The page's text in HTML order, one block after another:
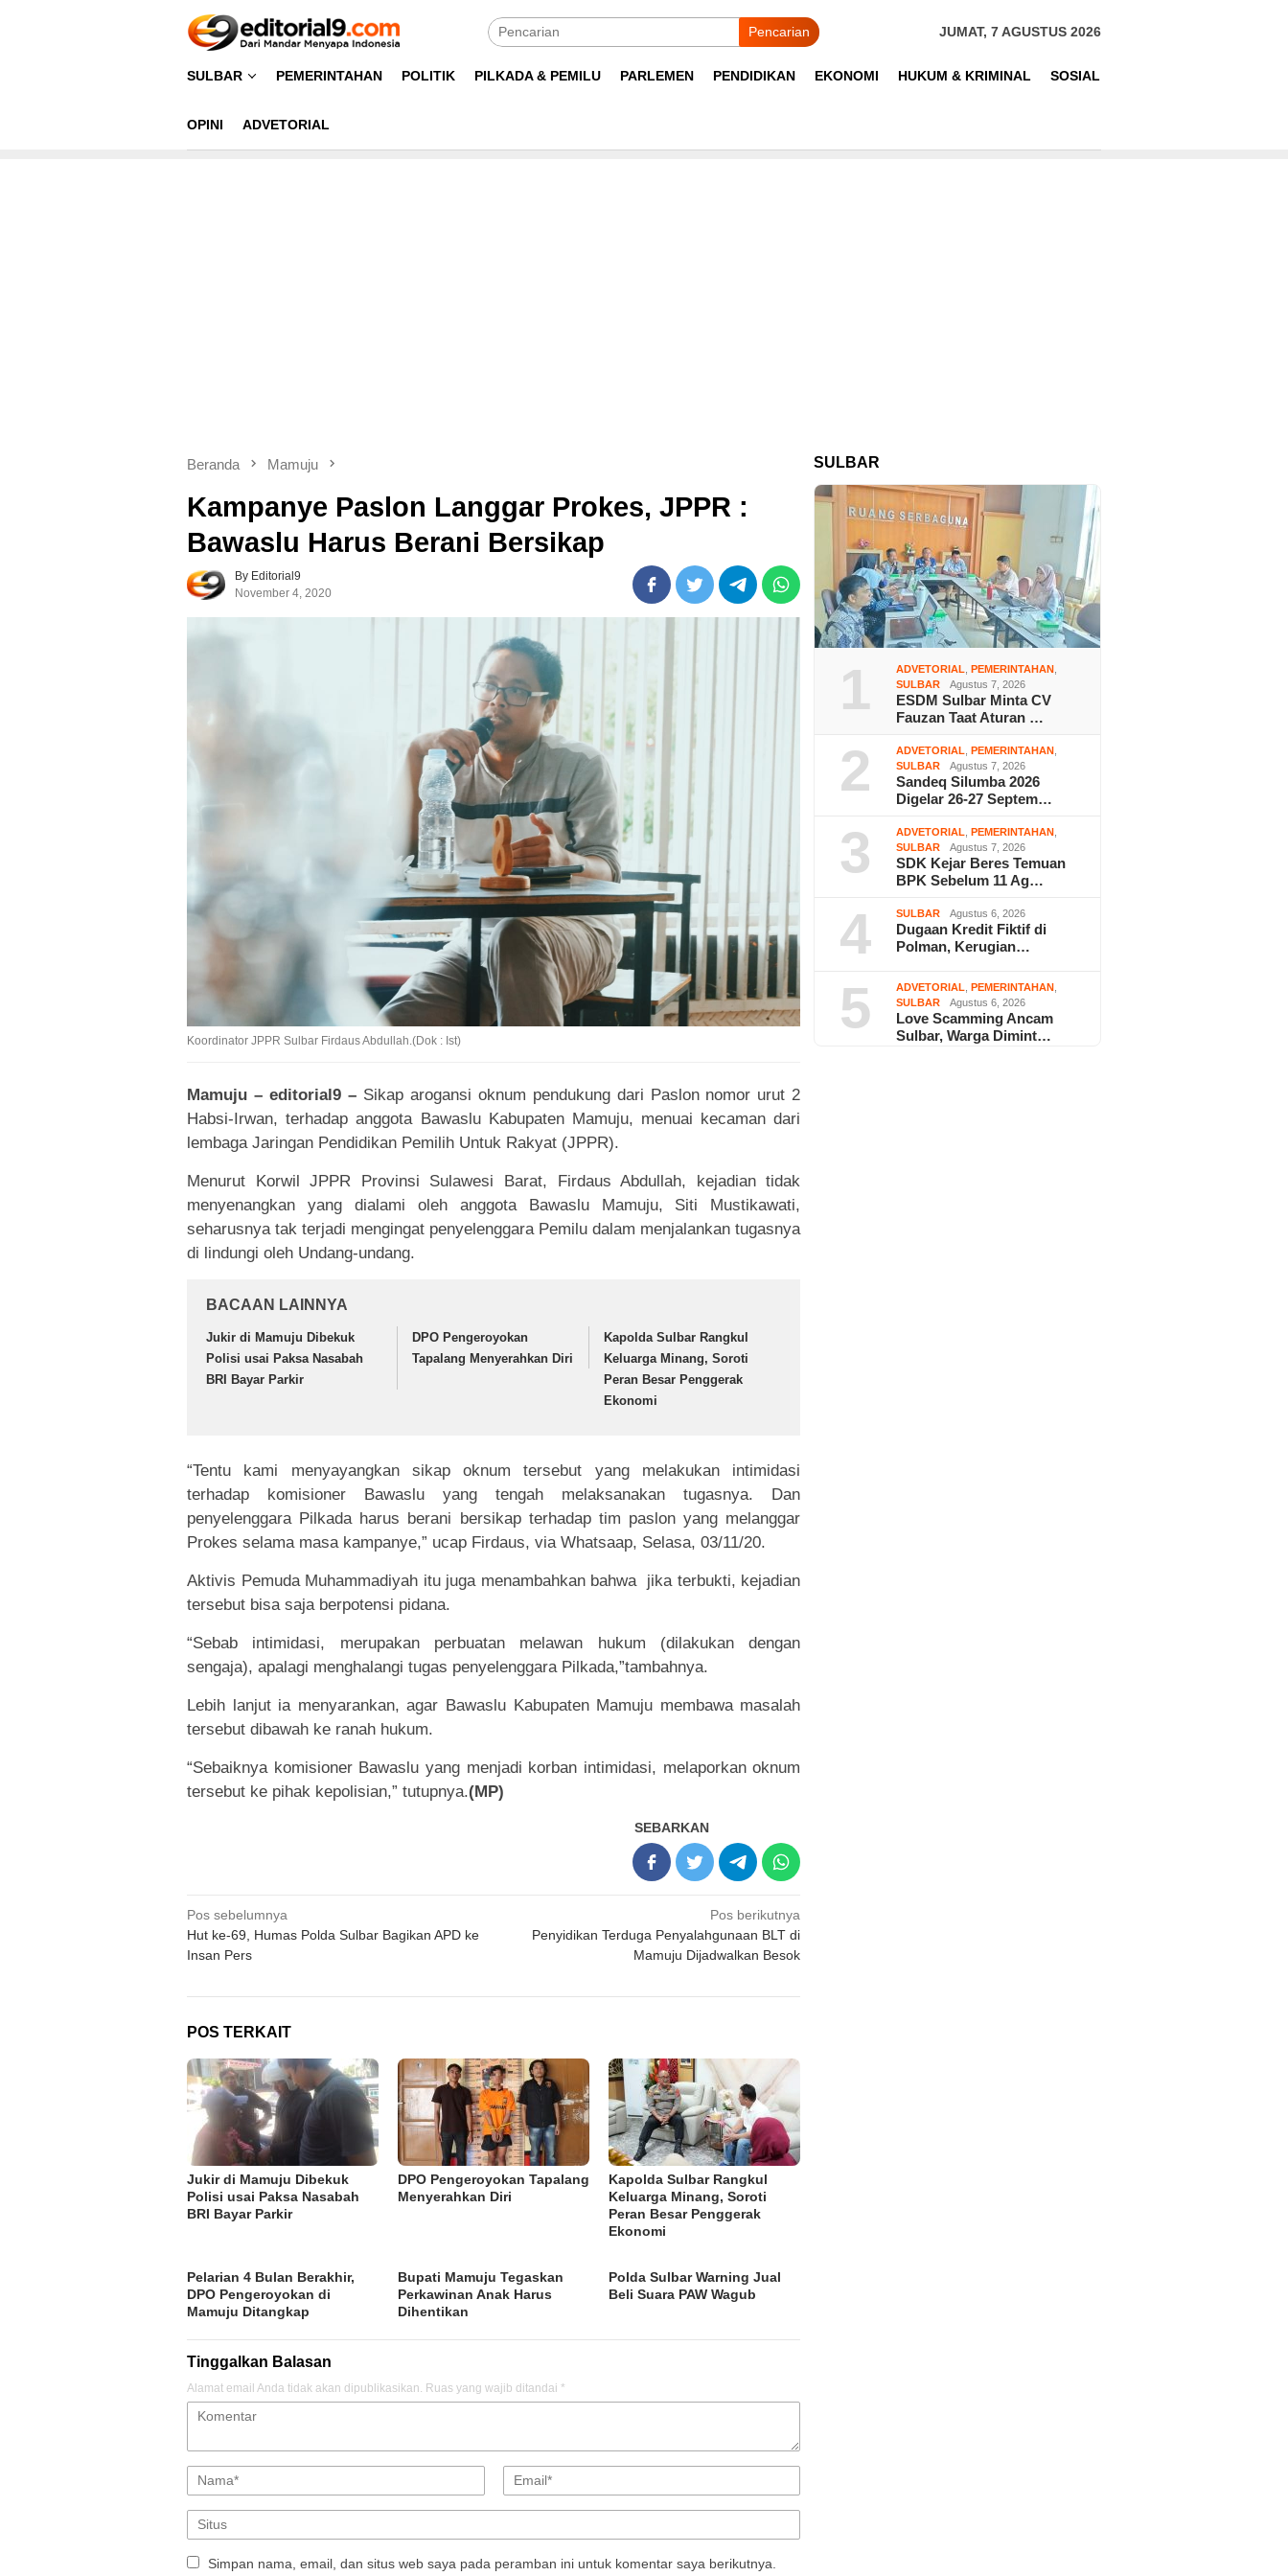
Pencarian JUMAT, 7 AGUSTUS 2026
SULBAR PEMERINTAHAN POLITIK PILKADA & PEMILU PARLEMEN PENDIDIKAN EKONOMI HUKUM & KRIMINAL SOSIAL
OPINI ADVETORIAL
Beranda Mamuju
Kampanye Paslon Langgar Prokes, JPPR :
Bawaslu Harus Berani Bersikap
By Editorial9
November 4, 2020
Koordinator JPPR Sulbar Firdaus Abdullah.(Dok : Ist)
Mamuju – editorial9 –Sikap arogansi oknum pendukung dari Paslon nomor urut 2
Habsi-Irwan, terhadap anggota Bawaslu Kabupaten Mamuju, menuai kecaman dari
lembaga Jaringan Pendidikan Pemilih Untuk Rakyat (JPPR).
Menurut Korwil JPPR Provinsi Sulawesi Barat, Firdaus Abdullah, kejadian tidak
menyenangkan yang dialami oleh anggota Bawaslu Mamuju, Siti Mustikawati,
seharusnya tak terjadi mengingat penyelenggara Pemilu dalam menjalankan tugasnya
di lindungi oleh Undang-undang.
BACAAN LAINNYA
Jukir di Mamuju Dibekuk
Polisi usai Paksa Nasabah
BRI Bayar Parkir
DPO Pengeroyokan
Tapalang Menyerahkan Diri
Kapolda Sulbar Rangkul
Keluarga Minang, Soroti
Peran Besar Penggerak
Ekonomi
“Tentu kami menyayangkan sikap oknum tersebut yang melakukan intimidasi
terhadap komisioner Bawaslu yang tengah melaksanakan tugasnya. Dan
penyelenggara Pilkada harus berani bersikap terhadap tim paslon yang melanggar
Prokes selama masa kampanye,” ucap Firdaus, via Whatsaap, Selasa, 03/11/20.
Aktivis Pemuda Muhammadiyah itu juga menambahkan bahwa jika terbukti, kejadian
tersebut bisa saja berpotensi pidana.
“Sebab intimidasi, merupakan perbuatan melawan hukum (dilakukan dengan
sengaja), apalagi menghalangi tugas penyelenggara Pilkada,”tambahnya.
Lebih lanjut ia menyarankan, agar Bawaslu Kabupaten Mamuju membawa masalah
tersebut dibawah ke ranah hukum.
“Sebaiknya komisioner Bawaslu yang menjadi korban intimidasi, melaporkan oknum
tersebut ke pihak kepolisian,” tutupnya.(MP)
SEBARKAN
Navigasi
pos
Pos sebelumnya
Hut ke-69, Humas Polda Sulbar Bagikan APD ke
Insan Pers
Pos berikutnya
Penyidikan Terduga Penyalahgunaan BLT di
Mamuju Dijadwalkan Besok
POS TERKAIT
Jukir di Mamuju Dibekuk
Polisi usai Paksa Nasabah
BRI Bayar Parkir
DPO Pengeroyokan Tapalang
Menyerahkan Diri
Kapolda Sulbar Rangkul
Keluarga Minang, Soroti
Peran Besar Penggerak
Ekonomi
Pelarian 4 Bulan Berakhir,
DPO Pengeroyokan di
Mamuju Ditangkap
Bupati Mamuju Tegaskan
Perkawinan Anak Harus
Dihentikan
Polda Sulbar Warning Jual
Beli Suara PAW Wagub
Tinggalkan Balasan
Alamat email Anda tidak akan dipublikasikan. Ruas yang wajib ditandai *
Simpan nama, email, dan situs web saya pada peramban ini untuk komentar saya berikutnya.
SULBAR
1 ADVETORIAL ,PEMERINTAHAN
SULBAR
Agustus 7, 2026
ESDM Sulbar Minta CV
Fauzan Taat Aturan …
2 ADVETORIAL ,PEMERINTAHAN
SULBAR
Agustus 7, 2026
Sandeq Silumba 2026
Digelar 26-27 Septem…
3 ADVETORIAL ,PEMERINTAHAN
SULBAR
Agustus 7, 2026
SDK Kejar Beres Temuan
BPK Sebelum 11 Ag…
4 SULBAR Agustus 6, 2026
Dugaan Kredit Fiktif di
Polman, Kerugian…
5 ADVETORIAL ,PEMERINTAHAN
SULBAR
Agustus 6, 2026
Love Scamming Ancam
Sulbar, Warga Dimint…